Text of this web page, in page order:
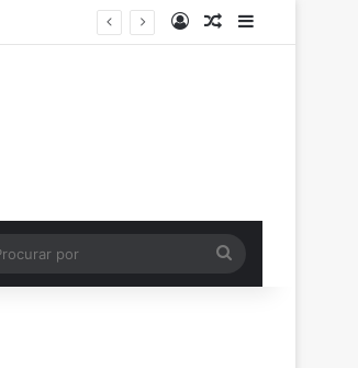
EntrarArtigo aleatório
Barra Lateral
por